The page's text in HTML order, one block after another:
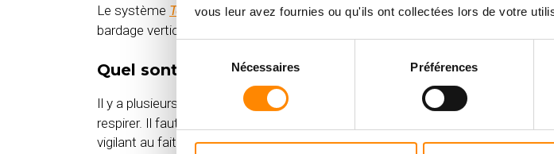
vous leur avez fournies ou qu'ils ont collectées lors de votre
du
consentement
Nécessaires Préférences
Le système Techniclic peut se poser verticalement ou horizontalement. Il
bardage vertical aura toutefois tendance à apporter un effet contemporain et
Quel sont les grands principes de pose ?
Il y a plusieurs choses à prendre en compte lors de la pose de votre bardage
respirer. Il faut ensuite veiller à respecter l’entre-axe des tasseaux afin
vigilant au fait de commencer le bardage à une hauteur de minimum 200mm